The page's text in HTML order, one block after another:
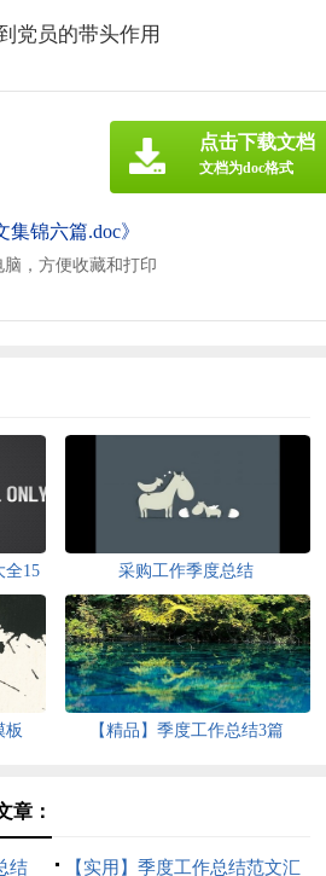
党员的带头作用
集锦六篇.doc》
，方便收藏和打印
点击下载文档
文档为doc格式
全15
采购工作季度总结
板 【精品】季度工作总结3篇
章：
结 【实用】季度工作总结范文汇